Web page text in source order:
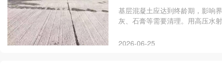
基层混凝土应达到终龄期，影响
灰、石膏等需要清理。用高压水
泡，同时避免因为混凝土基面大
2026-06-25